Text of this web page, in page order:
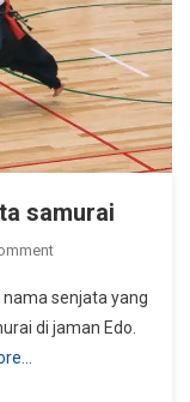
samurai
On
Beladiri
Para
senjata yang
di jaman Edo.